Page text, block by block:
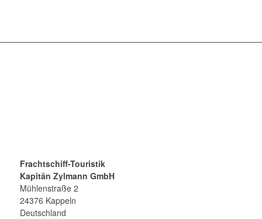
Frachtschiff-Touristik
Kapitän Zylmann GmbH
Mühlenstraße 2
24376 Kappeln
Deutschland